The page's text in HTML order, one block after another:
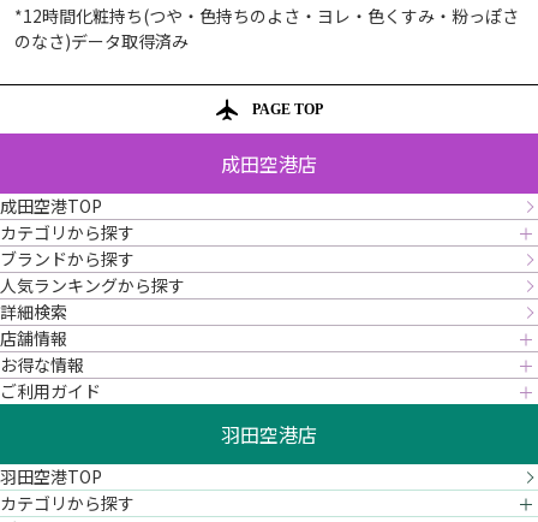
*12時間化粧持ち(つや・色持ちのよさ・ヨレ・色くすみ・粉っぽさ
のなさ)データ取得済み
PAGE TOP
成田空港店
成田空港TOP
カテゴリから探す
ブランドから探す
人気ランキングから探す
詳細検索
店舗情報
お得な情報
ご利用ガイド
羽田空港店
羽田空港TOP
カテゴリから探す